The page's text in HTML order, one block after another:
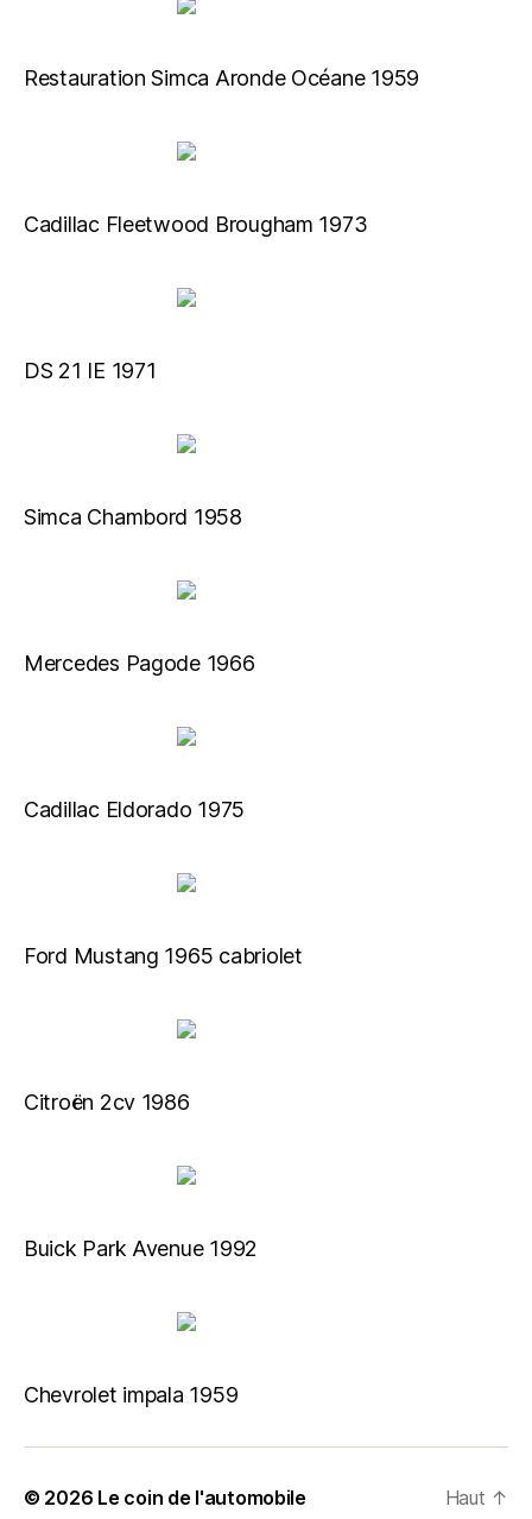
Restauration Simca Aronde Océane 1959
Cadillac Fleetwood Brougham 1973
DS 21 IE 1971
Simca Chambord 1958
Mercedes Pagode 1966
Cadillac Eldorado 1975
Ford Mustang 1965 cabriolet
Citroën 2cv 1986
Buick Park Avenue 1992
Chevrolet impala 1959
© 2026 Le coin de l'automobile Haut ↑